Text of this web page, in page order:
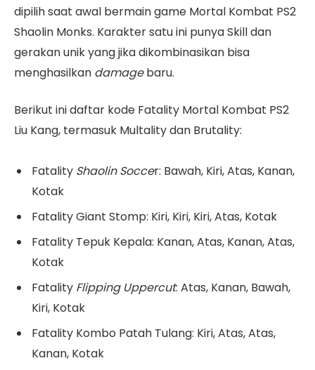
dipilih saat awal bermain game Mortal Kombat PS2
Shaolin Monks. Karakter satu ini punya Skill dan
gerakan unik yang jika dikombinasikan bisa
menghasilkan damagebaru.
Berikut ini daftar kode Fatality Mortal Kombat PS2
Liu Kang, termasuk Multality dan Brutality:
Fatality Shaolin Soccer: Bawah, Kiri, Atas, Kanan,
Kotak
Fatality Giant Stomp: Kiri, Kiri, Kiri, Atas, Kotak
Fatality Tepuk Kepala: Kanan, Atas, Kanan, Atas,
Kotak
Fatality Flipping Uppercut: Atas, Kanan, Bawah,
Kiri, Kotak
Fatality Kombo Patah Tulang: Kiri, Atas, Atas,
Kanan, Kotak